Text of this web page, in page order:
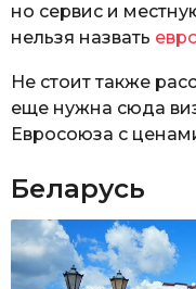
но сервис и
нельзя назвать
Не стоит также
еще нужна сюда
Евросоюза с
Беларусь